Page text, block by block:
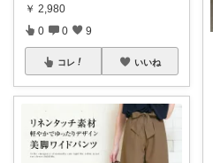
￥ 2,980
0 0 9
コレ いいね